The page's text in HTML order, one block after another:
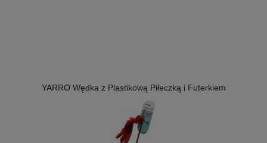
YARRO Wędka z Plastikową Piłeczką i Futerkiem